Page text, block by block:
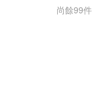
尚餘99件